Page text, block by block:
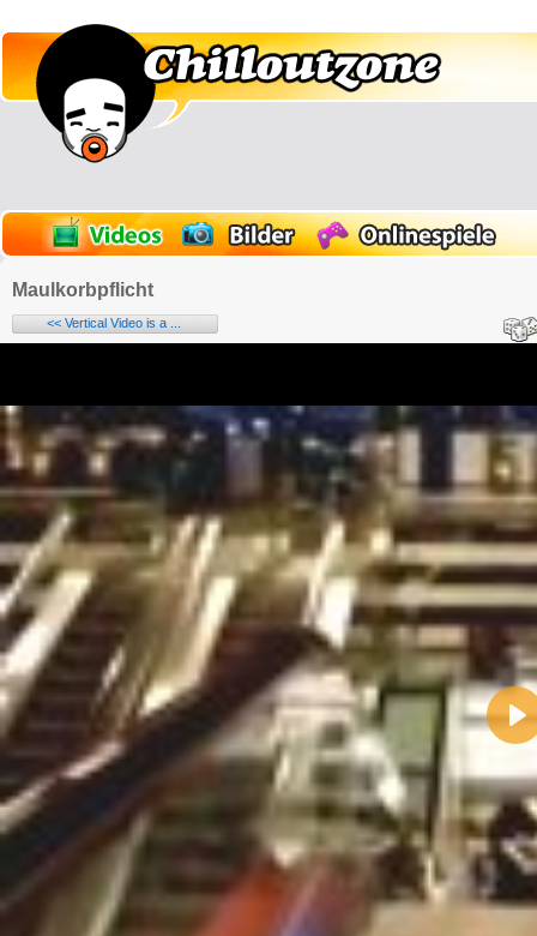
Maulkorbpflicht
<< Vertical Video is a ...
Name:
E-Mail-Adresse (optional):